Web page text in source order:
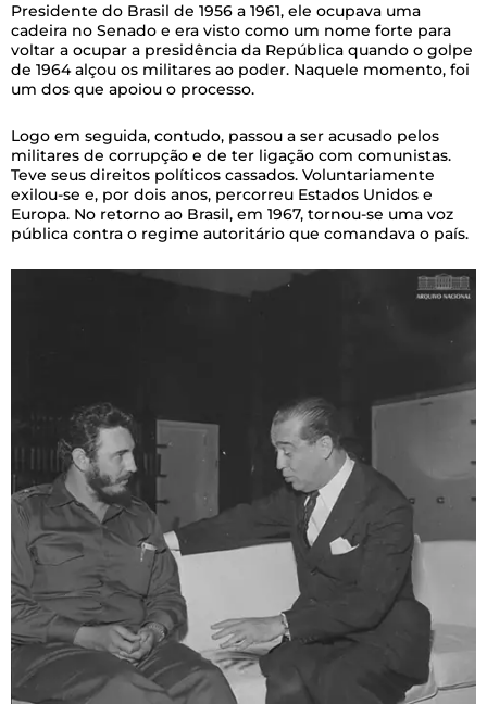
Presidente do Brasil de 1956 a 1961, ele ocupava uma
cadeira no Senado e era visto como um nome forte para
voltar a ocupar a presidência da República quando o golpe
de 1964 alçou os militares ao poder. Naquele momento, foi
um dos que apoiou o processo.
Logo em seguida, contudo, passou a ser acusado pelos
militares de corrupção e de ter ligação com comunistas.
Teve seus direitos políticos cassados. Voluntariamente
exilou-se e, por dois anos, percorreu Estados Unidos e
Europa. No retorno ao Brasil, em 1967, tornou-se uma voz
pública contra o regime autoritário que comandava o país.